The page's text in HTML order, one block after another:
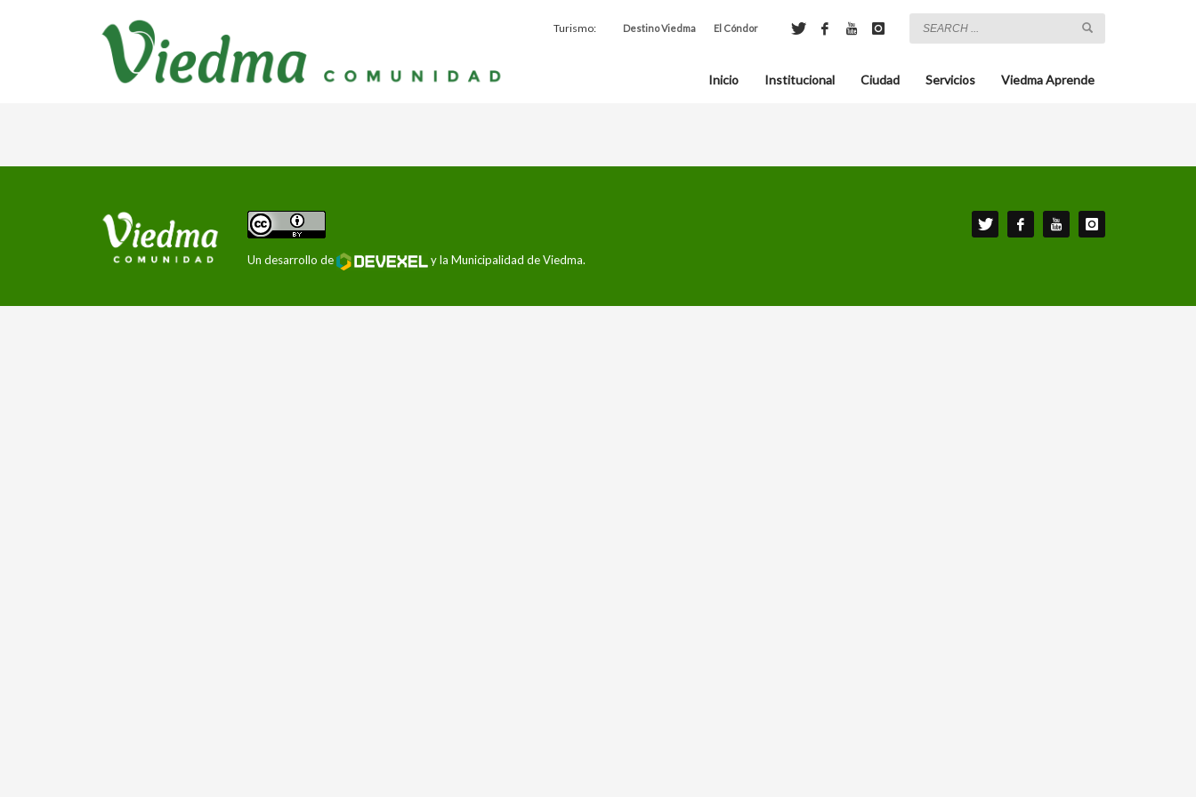
Turismo: Destino Viedma El Cóndor
Inicio Institucional Ciudad Servicios Viedma Aprende
Un desarrollo de y la Municipalidad de Viedma.